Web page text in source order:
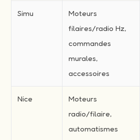
Simu
Moteurs
filaires/radio Hz,
commandes
murales,
accessoires
Nice
Moteurs
radio/filaire,
automatismes